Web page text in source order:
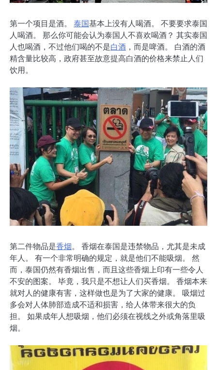
第一个项目是酒。 泰国基本上没有人喝酒。 不要要求泰国
人喝酒。 那么你可能会认为泰国人不喜欢喝酒？ 其实泰国
人也喝酒，不过他们喝的不是白酒 ，而是啤酒。 白酒的酒
精含量比较高，政府甚至故意提高白酒的价格来禁止人们
饮用。
第二件物品是香烟。 香烟在泰国是违禁物品，尤其是未成
年人。 有一个非常明确的规定，就是他们不能吸烟。 然
而，泰国仍然有香烟出售，而且这些香烟上印有一些令人
不安的图案。 毕竟，我只是不想让人们买香烟。 香烟本来
就对人的健康有害，这样做也是为了大家的健康。 吸烟过
多会对人体肺部造成不适和损害，给人体带来很大的负
担。 如果成年人想吸烟，他们必须在视线之外或角落里吸
烟。